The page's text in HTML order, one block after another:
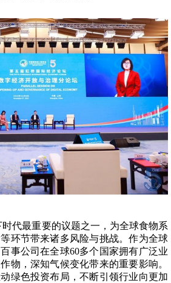
代最重要的议题之一，为全球食物系
环节带来诸多风险与挑战。作为全球
事公司在全球60多个国家拥有广泛业
物，深知气候变化带来的重要影响。
绿色投资布局，不断引领行业向更加